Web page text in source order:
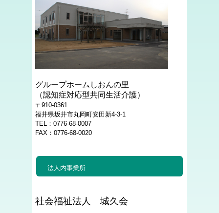
グループホームしおんの里
（認知症対応型共同生活介護）
〒910-0361
福井県坂井市丸岡町安田新4-3-1
TEL：0776-68-0007
FAX：0776-68-0020
法人内事業所
社会福祉法人 城久会